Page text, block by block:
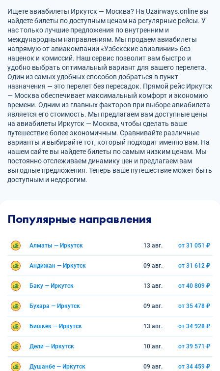
Ищете авиабилеты Иркутск — Москва? На Uzairways.online вы
найдете билеты по доступным ценам на регулярные рейсы. У
нас только лучшие предложения по внутренним и
международным направлениям. Мы продаем авиабилеты
напрямую от авиакомпании «Узбекские авиалинии» без
наценок и комиссий. Наш сервис позволит вам быстро и
удобно выбрать оптимальный вариант для вашего перелета.
Один из самых удобных способов добраться в пункт
назначения — это перелет без пересадок. Прямой рейс Иркутск
— Москва обеспечивает максимальный комфорт и экономию
времени. Одним из главных факторов при выборе авиабилета
является его стоимость. Мы предлагаем вам доступные цены
на авиабилеты Иркутск — Москва, чтобы сделать ваше
путешествие более экономичным. Сравнивайте различные
варианты и выбирайте тот, который подходит именно вам. На
нашем сайте вы найдете билеты по самым низким ценам. Мы
постоянно отслеживаем динамику цен и предлагаем вам
выгодные предложения. Теперь ваше путешествие может быть
доступным и недорогим.
Популярные направления
Алматы — Иркутск 13 авг. от 31 051 ₽
Андижан — Иркутск 09 авг. от 31 612 ₽
Баку — Иркутск 13 авг. от 40 809 ₽
Бухара — Иркутск 09 авг. от 35 478 ₽
Бишкек — Иркутск 13 авг. от 34 928 ₽
Дели — Иркутск 10 авг. от 39 571 ₽
Душанбе — Иркутск 09 авг. от 34 459 ₽